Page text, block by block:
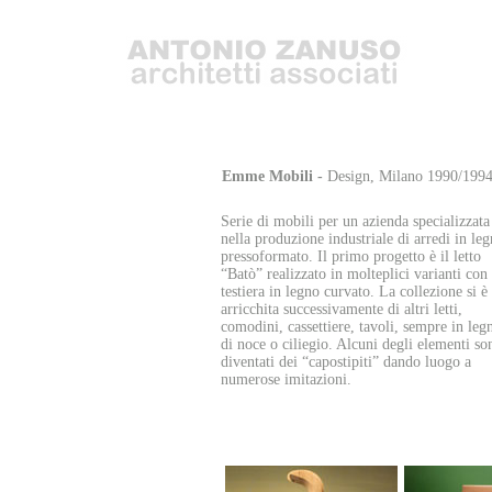
Emme Mobili - Design, Milano 1990/1994
Serie di mobili per un azienda specializzata
nella produzione industriale di arredi in
pressoformato. Il primo progetto è il letto
“Batò” realizzato in molteplici varianti con
testiera in legno curvato. La collezione si è
arricchita successivamente di altri letti,
comodini, cassettiere, tavoli, sempre in
di noce o ciliegio. Alcuni degli elementi
diventati dei “capostipiti” dando luogo a
numerose imitazioni.